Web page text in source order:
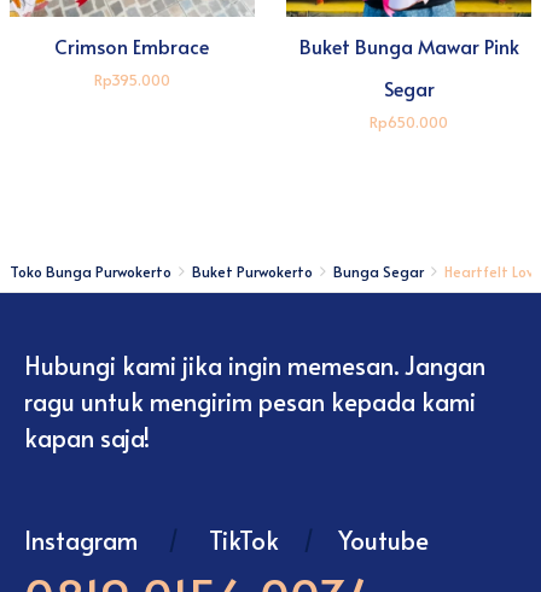
Crimson Embrace
Rp395.000
Buket Bunga Mawar Pink
Segar
Rp650.000
Toko Bunga Purwokerto Buket Purwokerto Bunga Segar Heartfelt Love
Hubungi kami jika ingin memesan. Jangan
ragu untuk mengirim pesan kepada kami
kapan saja!
Instagram / TikTok / Youtube